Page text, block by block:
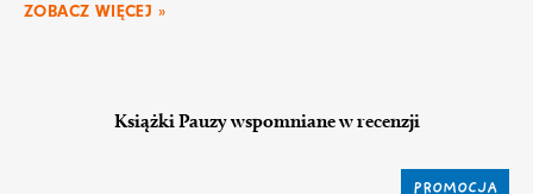
ZOBACZ WIĘCEJ »
Książki Pauzy wspomniane w recenzji
PROMOCJA